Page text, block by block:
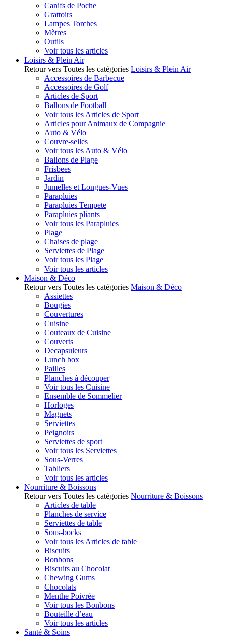
Canifs de Poche
Grattoirs
Lampes Torches
Mètres
Outils
Voir tous les articles
Loisirs & Plein Air
Retour vers Toutes les catégories Loisirs & Plein Air
Accessoires de Barbecue
Accessoires de Golf
Articles de Sport
Ballons de Football
Voir tous les Articles de Sport
Articles pour Animaux de Compagnie
Auto & Vélo
Couvre-selles
Voir tous les Auto & Vélo
Ballons de Plage
Frisbees
Jardin
Jumelles et Longues-Vues
Parapluies
Parapluies Tempete
Parapluies pliants
Voir tous les Parapluies
Plage
Chaises de plage
Serviettes de Plage
Voir tous les Plage
Voir tous les articles
Maison & Déco
Retour vers Toutes les catégories Maison & Déco
Assiettes
Bougies
Couvertures
Cuisine
Couteaux de Cuisine
Couverts
Decapsuleurs
Lunch box
Pailles
Planches à découper
Voir tous les Cuisine
Ensemble de Sommelier
Horloges
Magnets
Serviettes
Peignoirs
Serviettes de sport
Voir tous les Serviettes
Sous-Verres
Tabliers
Voir tous les articles
Nourriture & Boissons
Retour vers Toutes les catégories Nourriture & Boissons
Articles de table
Planches de service
Serviettes de table
Sous-bocks
Voir tous les Articles de table
Biscuits
Bonbons
Biscuits au Chocolat
Chewing Gums
Chocolats
Menthe Poivrée
Voir tous les Bonbons
Bouteille d’eau
Voir tous les articles
Santé & Soins